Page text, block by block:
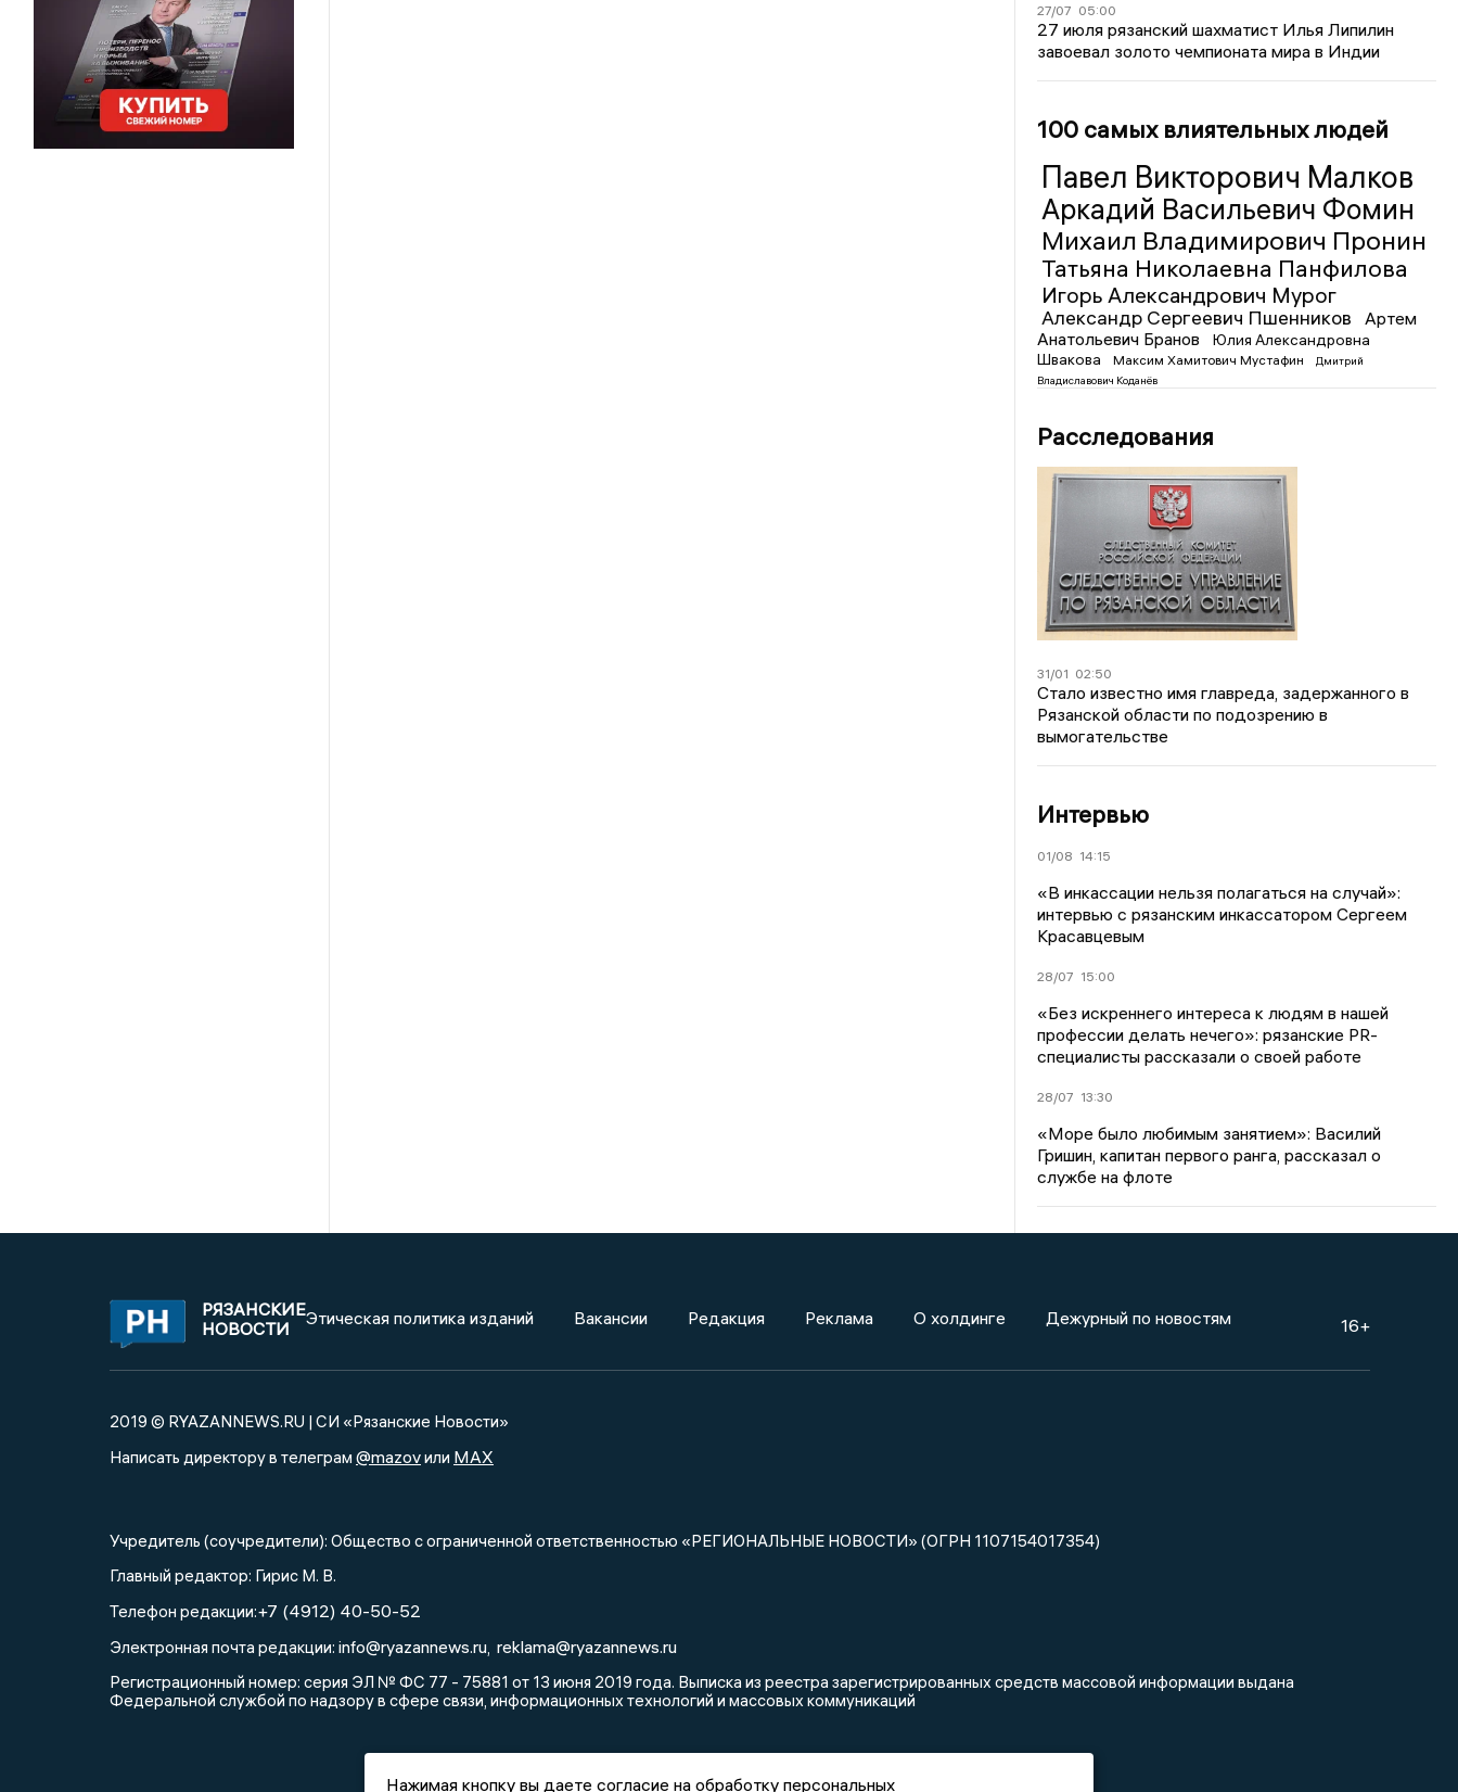
27/07 05:00
27 июля рязанский шахматист Илья Липилин
завоевал золото чемпионата мира в Индии
100 самых влиятельных людей
Павел Викторович Малков
Аркадий Васильевич Фомин
Михаил Владимирович Пронин
Татьяна Николаевна Панфилова
Игорь Александрович Мурог
Александр Сергеевич Пшенников
Артем
Анатольевич Бранов
Юлия Александровна
Швакова
Максим Хамитович Мустафин
Дмитрий
Владиславович Коданёв
Расследования
31/01 02:50
Стало известно имя главреда, задержанного в
Рязанской области по подозрению в
вымогательстве
Интервью
01/08 14:15
«В инкассации нельзя полагаться на случай»:
интервью с рязанским инкассатором Сергеем
Красавцевым
28/07 15:00
«Без искреннего интереса к людям в нашей
профессии делать нечего»: рязанские PR-
специалисты рассказали о своей работе
28/07 13:30
«Море было любимым занятием»: Василий
Гришин, капитан первого ранга, рассказал о
службе на флоте
РЯЗАНСКИЕ
НОВОСТИ
Этическая политика изданий Вакансии Редакция Реклама О холдинге Дежурный по новостям 16+
2019 © RYAZANNEWS.RU | СИ «Рязанские Новости»
Написать директору в телеграм @mazovили MAX
Учредитель (соучредители): Общество с ограниченной ответственностью «РЕГИОНАЛЬНЫЕ НОВОСТИ» (ОГРН 1107154017354)
Главный редактор: Гирис М. В.
Телефон редакции:+7 (4912) 40-50-52
Электронная почта редакции: info@ryazannews.ru reklama@ryazannews.ru
Регистрационный номер: серия ЭЛ № ФС 77 - 75881 от 13 июня 2019 года. Выписка из реестра зарегистрированных средств массовой информации выдана
Федеральной службой по надзору в сфере связи, информационных технологий и массовых коммуникаций
Нажимая кнопку вы даете согласие на обработку персональных